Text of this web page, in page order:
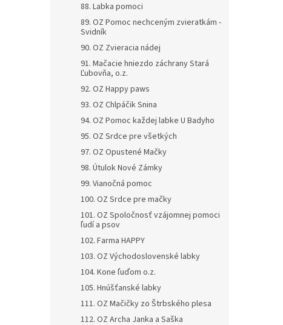
88. Labka pomoci
89. OZ Pomoc nechceným zvieratkám -
Svidník
90. OZ Zvieracia nádej
91. Mačacie hniezdo záchrany Stará
Ľubovňa, o.z.
92. OZ Happy paws
93. OZ Chlpáčik Snina
94. OZ Pomoc každej labke U Badyho
95. OZ Srdce pre všetkých
97. OZ Opustené Mačky
98. Útulok Nové Zámky
99. Vianočná pomoc
100. OZ Srdce pre mačky
101. OZ Spoločnosť vzájomnej pomoci
ľudí a psov
102. Farma HAPPY
103. OZ Východoslovenské labky
104. Kone ľuďom o.z.
105. Hnúšťanské labky
111. OZ Mačičky zo Štrbského plesa
112. OZ Archa Janka a Saška